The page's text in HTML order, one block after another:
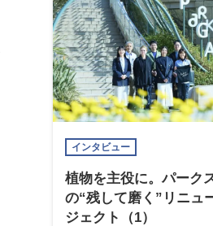
インタビュー
植物を主役に。パーク
の“残して磨く”リニュ
ジェクト（1）